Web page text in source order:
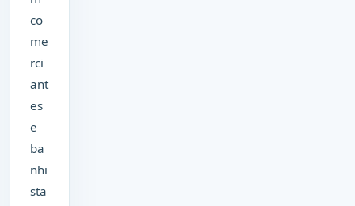
co
me
rci
ant
es
e
ba
nhi
sta